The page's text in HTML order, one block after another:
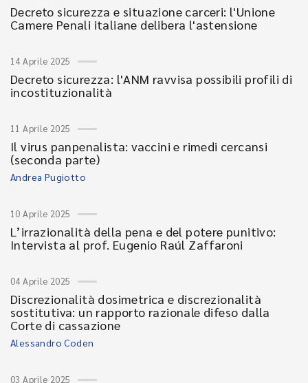
Decreto sicurezza e situazione carceri: l'Unione
Camere Penali italiane delibera l'astensione
14 Aprile 2025
Decreto sicurezza: l'ANM ravvisa possibili profili di
incostituzionalità
11 Aprile 2025
Il virus panpenalista: vaccini e rimedi cercansi
(seconda parte)
Andrea Pugiotto
10 Aprile 2025
L’irrazionalità della pena e del potere punitivo:
Intervista al prof. Eugenio Raúl Zaffaroni
04 Aprile 2025
Discrezionalità dosimetrica e discrezionalità
sostitutiva: un rapporto razionale difeso dalla
Corte di cassazione
Alessandro Coden
03 Aprile 2025